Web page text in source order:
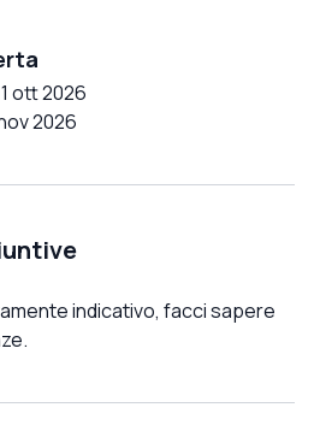
ott 2026
2026
indicativo, facci sapere